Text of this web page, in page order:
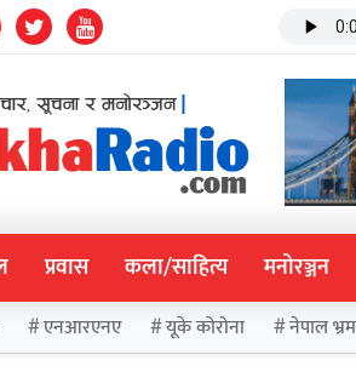
प्रवास कला/साहित्य मनोरञ्जन
एनआरएनए यूके कोरोना नेपाल